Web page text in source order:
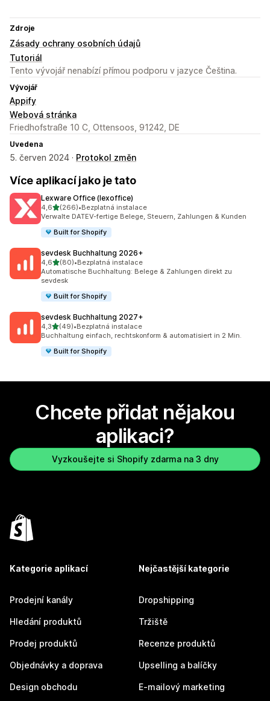
Zdroje
Zásady ochrany osobních údajů
Tutoriál
Tento vývojář nenabízí přímou podporu v jazyce Čeština.
Vývojář
Appify
Webová stránka
Friedhofstraße 10 C, Ottensoos, 91242, DE
Uvedena
5. červen 2024 · Protokol změn
Více aplikací jako je tato
Lexware Office (lexoffice)
4,6z 5 hvězd
(266)
Celkový počet recenzí: 266
•Bezplatná instalace
Verwalte DATEV-fertige Belege, Steuern, Zahlungen & Kunden
Built for Shopify
sevdesk Buchhaltung 2026+
4,6z 5 hvězd
(80)
Celkový počet recenzí: 80
•Bezplatná instalace
Automatische Buchhaltung: Belege & Zahlungen direkt zu
sevdesk
Built for Shopify
sevdesk Buchhaltung 2027+
4,3z 5 hvězd
(49)
Celkový počet recenzí: 49
•Bezplatná instalace
Buchhaltung einfach, rechtskonform & automatisiert in 2 Min.
Built for Shopify
Chcete přidat nějakou
aplikaci?
Vyzkoušejte si Shopify zdarma na 3 dny
Kategorie aplikací
Prodejní kanály
Hledání produktů
Prodej produktů
Objednávky a doprava
Design obchodu
Nejčastější kategorie
Dropshipping
Tržiště
Recenze produktů
Upselling a balíčky
E-mailový marketing